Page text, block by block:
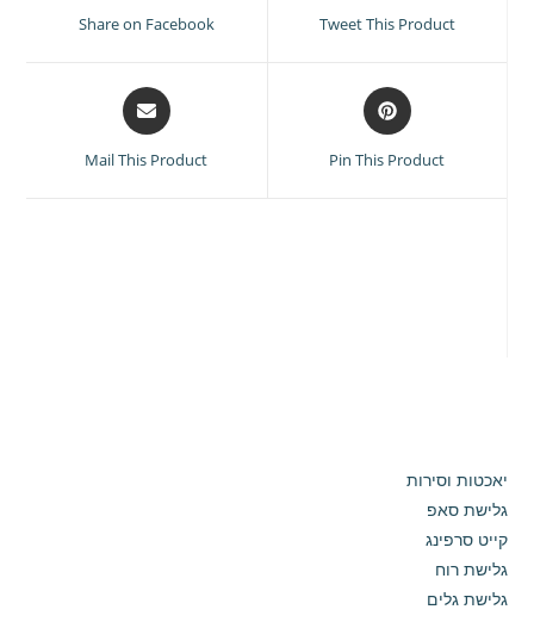
new
Tweet This Product
new
Share on Facebook
Opens
in
new
Pin This Product
Opens
in
new
Mail This Product
יאכטות וסירות
גלישת סאפ
קייט סרפינג
גלישת רוח
גלישת גלים